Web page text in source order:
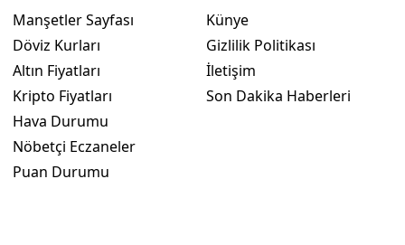
Manşetler Sayfası
Döviz Kurları
Altın Fiyatları
Kripto Fiyatları
Hava Durumu
Nöbetçi Eczaneler
Puan Durumu
Künye
Gizlilik Politikası
İletişim
Son Dakika Haberleri